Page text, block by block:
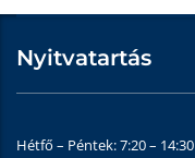
Nyitvatartás
Hétfő – Péntek: 7:20 – 14:30